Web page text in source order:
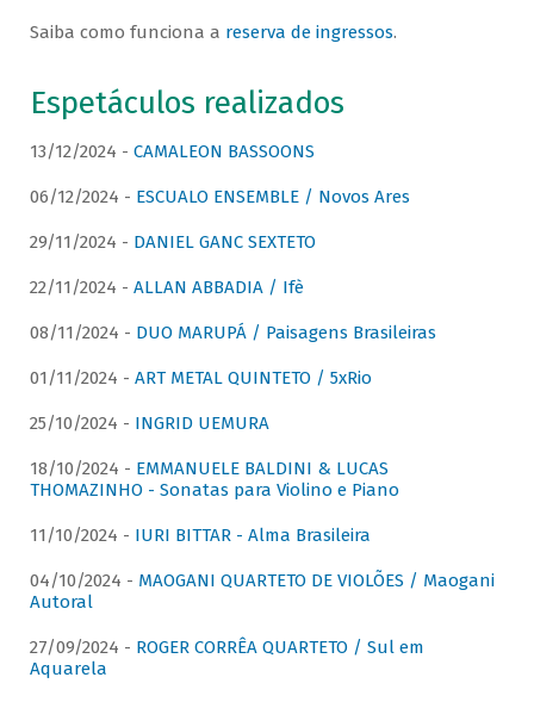
Saiba como funciona a reserva de ingressos.
Espetáculos realizados
13/12/2024 - CAMALEON BASSOONS
06/12/2024 - ESCUALO ENSEMBLE / Novos Ares
29/11/2024 - DANIEL GANC SEXTETO
22/11/2024 - ALLAN ABBADIA / Ifè
08/11/2024 - DUO MARUPÁ / Paisagens Brasileiras
01/11/2024 - ART METAL QUINTETO / 5xRio
25/10/2024 - INGRID UEMURA
18/10/2024 - EMMANUELE BALDINI & LUCAS
THOMAZINHO - Sonatas para Violino e Piano
11/10/2024 - IURI BITTAR - Alma Brasileira
04/10/2024 - MAOGANI QUARTETO DE VIOLÕES / Maogani
Autoral
27/09/2024 - ROGER CORRÊA QUARTETO / Sul em
Aquarela